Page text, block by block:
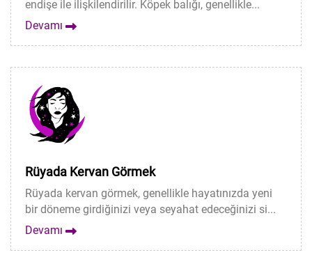
endişe ile ilişkilendirilir. Köpek balığı, genellikle...
Devamı
Rüyada Kervan Görmek
Rüyada kervan görmek, genellikle hayatınızda yeni
bir döneme girdiğinizi veya seyahat edeceğinizi si...
Devamı